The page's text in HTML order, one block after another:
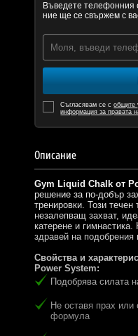
Въведете телефонния
ние ще се свържем с
Съгласявам се собщите
информация за правата
Описание
Gym Liquid Chalk от
решение за по-добър
тренировки. Този течен
незалепващ захват,
катерене и
здравей на подобрения
Свойства и
Power System:
Подобрява силата
Не оставя прах или
формула